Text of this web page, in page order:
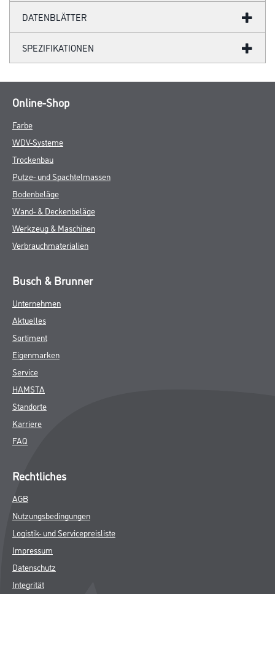
DATENBLÄTTER
SPEZIFIKATIONEN
Online-Shop
Farbe
WDV-Systeme
Trockenbau
Putze- und Spachtelmassen
Bodenbeläge
Wand- & Deckenbeläge
Werkzeug & Maschinen
Verbrauchmaterialien
Busch & Brunner
Unternehmen
Aktuelles
Sortiment
Eigenmarken
Service
HAMSTA
Standorte
Karriere
FAQ
Rechtliches
AGB
Nutzungsbedingungen
Logistik- und Servicepreisliste
Impressum
Datenschutz
Integrität